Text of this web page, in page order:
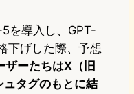
を導入し、GPT-
下げした際、予想
ザーたちはX（旧
タグのもとに結